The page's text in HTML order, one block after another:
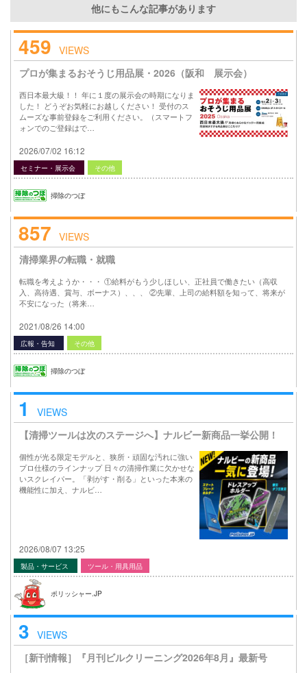
他にもこんな記事があります
459 VIEWS
プロが集まるおそうじ用品展・2026（阪和 展示会）
西日本最大級！！ 年に１度の展示会の時期になりま
した！ どうぞお気軽にお越しください！ 受付のス
ムーズな事前登録をご利用ください。（スマートフ
ォンでのご登録はで…
2026/07/02 16:12
セミナー・展示会 その他
掃除のつぼ
857 VIEWS
清掃業界の転職・就職
転職を考えようか・・・ ①給料がもう少しほしい、正社員で働きたい（高収
入、高待遇、賞与、ボーナス）、、、 ②先輩、上司の給料額を知って、将来が
不安になった（将来…
2021/08/26 14:00
広報・告知 その他
掃除のつぼ
1
VIEWS
【清掃ツールは次のステージへ】ナルビー新商品一挙公開！
個性が光る限定モデルと、狭所・頑固な汚れに強い
プロ仕様のラインナップ 日々の清掃作業に欠かせな
いスクレイパー。「剥がす・削る」といった本来の
機能性に加え、ナルビ…
2026/08/07 13:25
製品・サービス ツール・用具用品
ポリッシャー.JP
3 VIEWS
［新刊情報］『月刊ビルクリーニング2026年8月』最新号